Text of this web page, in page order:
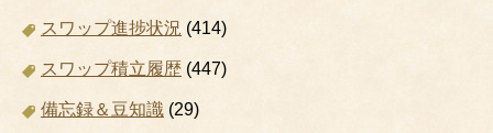
スワップ進捗状況 (414)
スワップ積立履歴 (447)
備忘録＆豆知識 (29)